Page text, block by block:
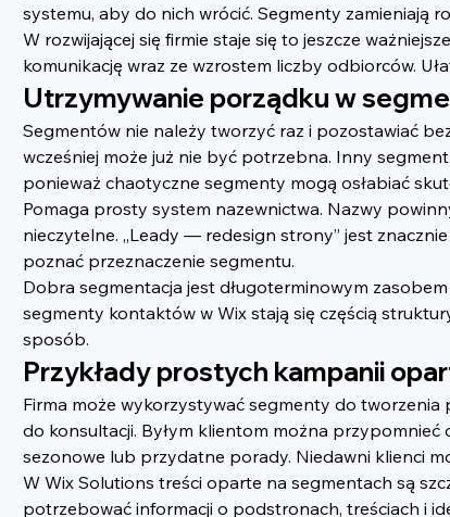
systemu, aby do nich wrócić. Segmenty zamieniają
W rozwijającej się firmie staje się to jeszcze
komunikację wraz ze wzrostem liczby odbiorców.
Utrzymywanie porządku w
Segmentów nie należy tworzyć raz i pozostawiać
wcześniej może już nie być potrzebna. Inny
ponieważ chaotyczne segmenty mogą osłabiać
Pomaga prosty system nazewnictwa. Nazwy
nieczytelne. „Leady — redesign strony” jest
poznać przeznaczenie segmentu.
Dobra segmentacja jest długoterminowym
segmenty kontaktów w Wix stają się częścią
sposób.
Przykłady prostych kampanii
Firma może wykorzystywać segmenty do
do konsultacji. Byłym klientom można
sezonowe lub przydatne porady. Niedawni klienci
W Wix Solutions treści oparte na segmentach są
potrzebować informacji o podstronach, treściach i